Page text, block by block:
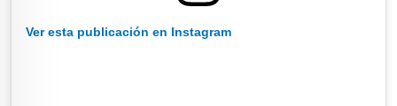
Ver esta publicación en Instagram